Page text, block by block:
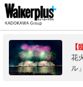
花
ル